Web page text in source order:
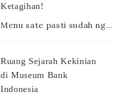
Ketagihan!
Menu sate pasti sudah nggak asing lagi buat orang Indonesia. Apalagi jenisnya sangat beragam, ada sate ayam, sate sapi, sate kambing, sate ...
Ruang Sejarah Kekinian
di Museum Bank
Indonesia